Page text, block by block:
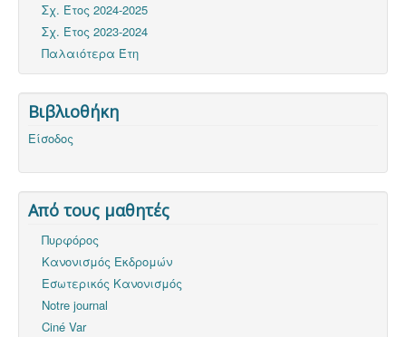
Σχ. Έτος 2024-2025
Σχ. Έτος 2023-2024
Παλαιότερα Έτη
Βιβλιοθήκη
Είσοδος
Από τους μαθητές
Πυρφόρος
Κανονισμός Εκδρομών
Εσωτερικός Κανονισμός
Notre journal
Ciné Var